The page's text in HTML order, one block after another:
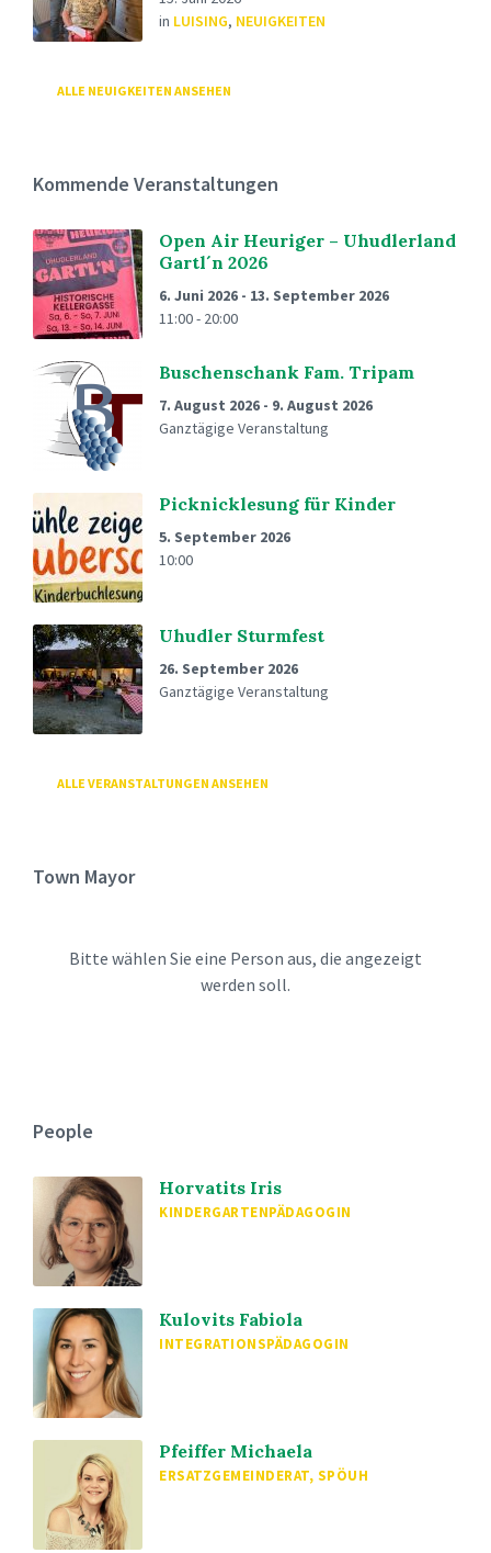
in LUISING, NEUIGKEITEN
ALLE NEUIGKEITEN ANSEHEN
Kommende Veranstaltungen
Open Air Heuriger – Uhudlerland
Gartl´n 2026
6. Juni 2026 - 13. September 2026
11:00 - 20:00
Buschenschank Fam. Tripam
7. August 2026 - 9. August 2026
Ganztägige Veranstaltung
Picknicklesung für Kinder
5. September 2026
10:00
Uhudler Sturmfest
26. September 2026
Ganztägige Veranstaltung
ALLE VERANSTALTUNGEN ANSEHEN
Town Mayor
Bitte wählen Sie eine Person aus, die angezeigt
werden soll.
People
Horvatits Iris
KINDERGARTENPÄDAGOGIN
Kulovits Fabiola
INTEGRATIONSPÄDAGOGIN
Pfeiffer Michaela
ERSATZGEMEINDERAT, SPÖUH